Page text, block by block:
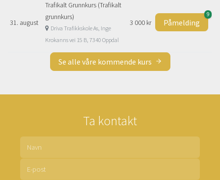
31. august
Trafikalt Grunnkurs (Trafikalt
grunnkurs)
Driva Trafikkskole As, Inge
Krokanns vei 15 B, 7340 Oppdal
3 000 kr Påmelding
9
Se alle våre kommende kurs
Ta kontakt